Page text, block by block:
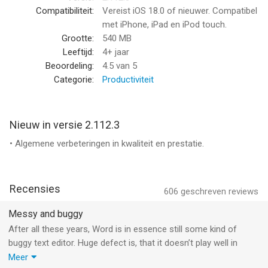
• Open bijlagen met de ingebouwde viewer
• Converteer PDF's naar Word voor snelle bewerking
Samenwerken en delen
• Plaats je opmerkingen direct naast de relevante tekst
• Werk in realtime samen met anderen en houd wijzigingen in
de lay-out of opmaak bij
• Nodig met een paar tikken anderen uit om te bewerken of
mee te kijken
bestanden direct bij
• Stel cv's op, verbeter offertes en organiseer ideeën binnen
enkele seconden
• Vat inhoud direct samen, verfijn deze en pas de opmaak aan
• Ontvang slimme suggesties om je teksten helder en
Compatibiliteit:
Vereist iOS 18.0 of nieuwer. Compatibel
met iPhone, iPad en iPod touch.
Grootte:
540 MB
Leeftijd:
4+ jaar
Beoordeling:
4.5 van 5
Categorie:
Productiviteit
Nieuw in versie 2.112.3
• Algemene verbeteringen in kwaliteit en prestatie.
606 geschreven reviews
Recensies
Messy and buggy
After all these years, Word is in essence still some kind of
buggy text editor. Huge defect is, that it doesn’t play well in
combination with a mouse and keyboard (or integrated
Meer